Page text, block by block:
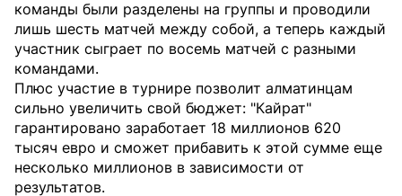
команды были разделены на группы и проводили
лишь шесть матчей между собой, а теперь каждый
участник сыграет по восемь матчей с разными
командами.
Плюс участие в турнире позволит алматинцам
сильно увеличить свой бюджет: "Кайрат"
гарантировано заработает 18 миллионов 620
тысяч евро и сможет прибавить к этой сумме еще
несколько миллионов в зависимости от
результатов.